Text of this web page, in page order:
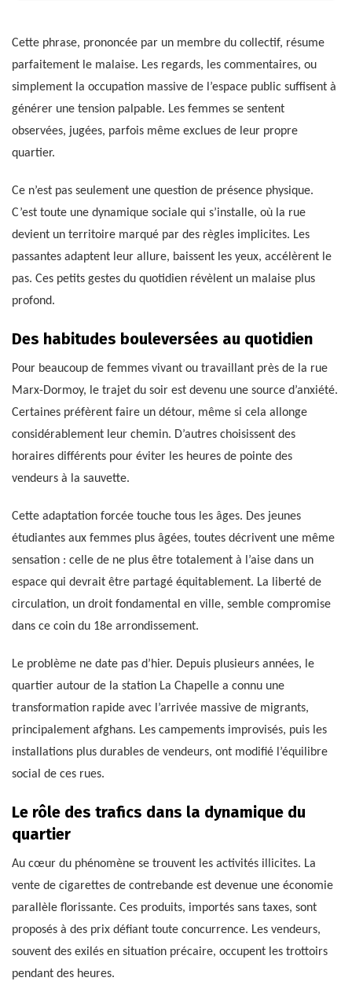
Cette phrase, prononcée par un membre du collectif, résume
parfaitement le malaise. Les regards, les commentaires, ou
simplement la occupation massive de l’espace public suffisent à
générer une tension palpable. Les femmes se sentent
observées, jugées, parfois même exclues de leur propre
quartier.
Ce n’est pas seulement une question de présence physique.
C’est toute une dynamique sociale qui s’installe, où la rue
devient un territoire marqué par des règles implicites. Les
passantes adaptent leur allure, baissent les yeux, accélèrent le
pas. Ces petits gestes du quotidien révèlent un malaise plus
profond.
Des habitudes bouleversées au quotidien
Pour beaucoup de femmes vivant ou travaillant près de la rue
Marx-Dormoy, le trajet du soir est devenu une source d’anxiété.
Certaines préfèrent faire un détour, même si cela allonge
considérablement leur chemin. D’autres choisissent des
horaires différents pour éviter les heures de pointe des
vendeurs à la sauvette.
Cette adaptation forcée touche tous les âges. Des jeunes
étudiantes aux femmes plus âgées, toutes décrivent une même
sensation : celle de ne plus être totalement à l’aise dans un
espace qui devrait être partagé équitablement. La liberté de
circulation, un droit fondamental en ville, semble compromise
dans ce coin du 18e arrondissement.
Le problème ne date pas d’hier. Depuis plusieurs années, le
quartier autour de la station La Chapelle a connu une
transformation rapide avec l’arrivée massive de migrants,
principalement afghans. Les campements improvisés, puis les
installations plus durables de vendeurs, ont modifié l’équilibre
social de ces rues.
Le rôle des trafics dans la dynamique du
quartier
Au cœur du phénomène se trouvent les activités illicites. La
vente de cigarettes de contrebande est devenue une économie
parallèle florissante. Ces produits, importés sans taxes, sont
proposés à des prix défiant toute concurrence. Les vendeurs,
souvent des exilés en situation précaire, occupent les trottoirs
pendant des heures.